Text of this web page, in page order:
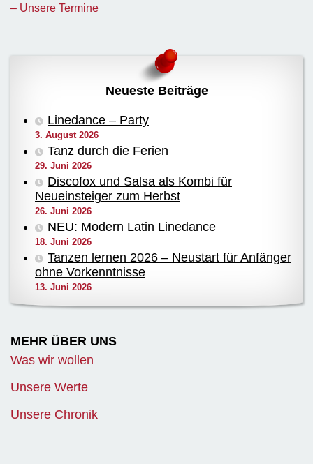
– Unsere Termine
Neueste Beiträge
Linedance – Party
3. August 2026
Tanz durch die Ferien
29. Juni 2026
Discofox und Salsa als Kombi für
Neueinsteiger zum Herbst
26. Juni 2026
NEU: Modern Latin Linedance
18. Juni 2026
Tanzen lernen 2026 – Neustart für Anfänger
ohne Vorkenntnisse
13. Juni 2026
MEHR ÜBER UNS
Was wir wollen
Unsere Werte
Unsere Chronik